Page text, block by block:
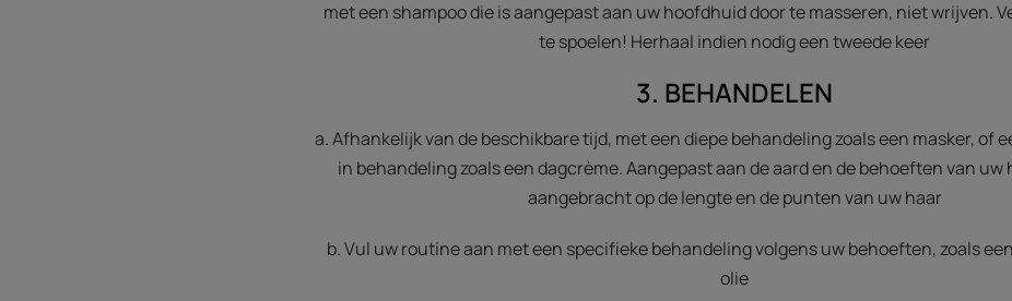
met een shampoo die is aangepast aan uw hoofdhuid door te masseren, niet wrijven.
te spoelen! Herhaal indien nodig een tweede keer
3. BEHANDELEN
a. Afhankelijk van de beschikbare tijd, met een diepe behandeling zoals een masker, of
in behandeling zoals een dagcrème. Aangepast aan de aard en de behoeften van uw
aangebracht op de lengte en de punten van uw haar
b. Vul uw routine aan met een specifieke behandeling volgens uw behoeften, zoals
olie